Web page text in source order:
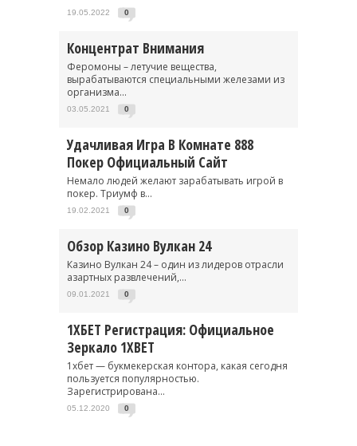
19.05.2022 0
Концентрат Внимания
Феромоны – летучие вещества,
вырабатываются специальными железами из
организма...
03.05.2021 0
Удачливая Игра В Комнате 888
Покер Официальный Сайт
Немало людей желают зарабатывать игрой в
покер. Триумф в...
19.02.2021 0
Обзор Казино Вулкан 24
Казино Вулкан 24 – один из лидеров отрасли
азартных развлечений,...
09.01.2021 0
1ХБЕТ Регистрация: Официальное
Зеркало 1XBET
1хбет — букмекерская контора, какая сегодня
пользуется популярностью.
Зарегистрирована...
05.12.2020 0